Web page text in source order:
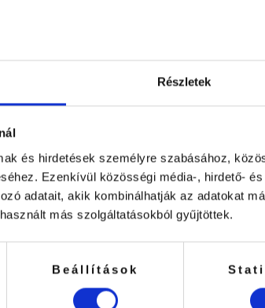
Részletek
és hirdetések személyre szabásához,
Ezenkívül közösségi média-, hirdető-
adatait, akik kombinálhatják az adatokat
más szolgáltatásokból gyűjtöttek.
Beállítások
kinyitottad a tasakot, tép le a
a lábmaszkunk felső részét
enyhén mosd meg a lábadat langyos